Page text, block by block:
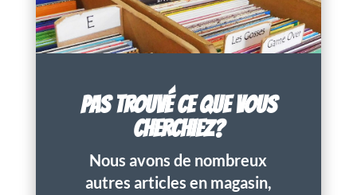
PAS TROUVÉ CE QUE VOUS
CHERCHIEZ?
Nous avons de nombreux
autres articles en magasin,